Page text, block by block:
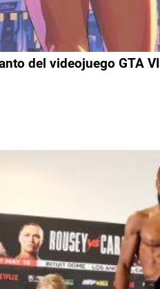
del videojuego GTA VI